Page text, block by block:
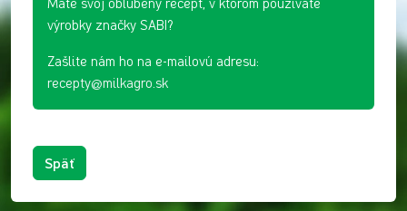
Máte svoj obľúbený recept, v ktorom používate
výrobky značky SABI?
Zašlite nám ho na e-mailovú adresu:
recepty@milkagro.sk
Späť